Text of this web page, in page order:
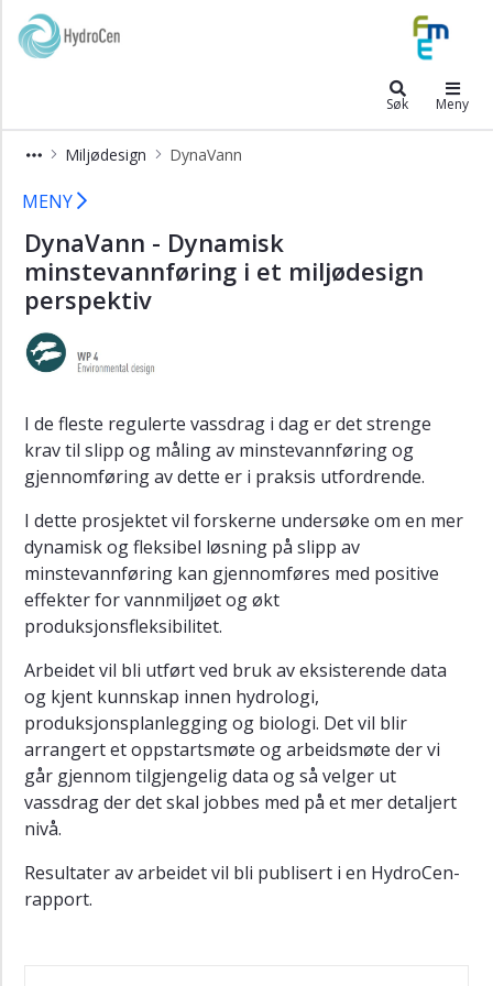
Søk Meny
Miljødesign DynaVann
DynaVann
×
generatorer
Marked
tjenester
Miljødesign
Politikk
og
4.2
Fiskevandring
Miljødesign
fleksibel
vannkraft
DynaVann
FishPass
Collaboration
Artsmangfold
i
magasiner
Miljødesign
i
Gytefisk
MENY
DynaVann - Dynamisk
minstevannføring i et miljødesign
perspektiv
I de fleste regulerte vassdrag i dag er det strenge
krav til slipp og måling av minstevannføring og
gjennomføring av dette er i praksis utfordrende.
I dette prosjektet vil forskerne undersøke om en mer
dynamisk og fleksibel løsning på slipp av
minstevannføring kan gjennomføres med positive
effekter for vannmiljøet og økt
produksjonsfleksibilitet.
Arbeidet vil bli utført ved bruk av eksisterende data
og kjent kunnskap innen hydrologi,
produksjonsplanlegging og biologi. Det vil blir
arrangert et oppstartsmøte og arbeidsmøte der vi
går gjennom tilgjengelig data og så velger ut
vassdrag der det skal jobbes med på et mer detaljert
nivå.
Resultater av arbeidet vil bli publisert i en HydroCen-
rapport.